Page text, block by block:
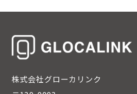
株式会社グローカリンク